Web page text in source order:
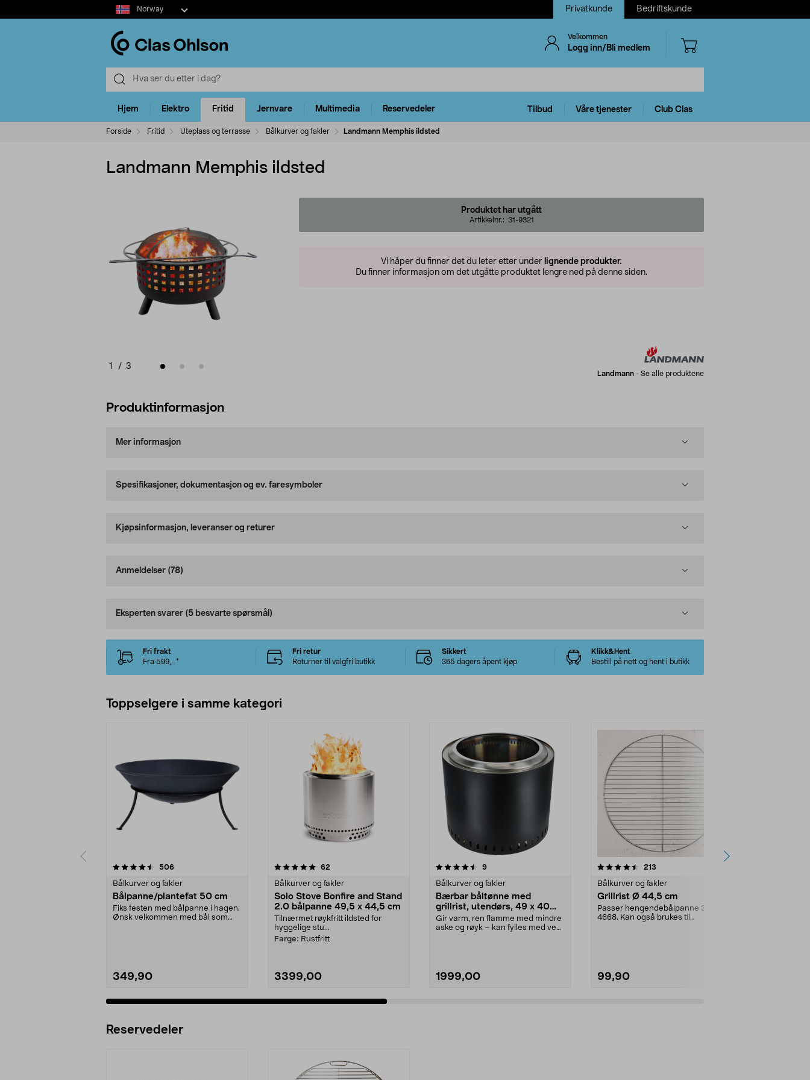
Select
market
Norway Privatkunde Bedriftskunde
Velkommen
Logg inn/Bli medlem
Hjem Elektro Fritid Jernvare Multimedia Reservedeler Tilbud Våre tjenester Club Clas
Forside Fritid Uteplass og terrasse Bålkurver og fakler Landmann Memphis ildsted
Landmann Memphis ildsted
1 / 3
Produktet har utgått
Artikkelnr.: 31-9321
Vi håper du finner det du leter etter under lignende produkter.
Du finner informasjon om det utgåtte produktet lengre ned på denne siden.
Landmann - Se alle produktene
Produktinformasjon
Mer informasjon
Spesifikasjoner, dokumentasjon og ev. faresymboler
Kjøpsinformasjon, leveranser og returer
Anmeldelser (78)
Eksperten svarer (5 besvarte spørsmål)
Fri frakt
Fra 599,–*
Fri retur
Returner til valgfri butikk
Sikkert
365 dagers åpent kjøp
Klikk&Hent
Bestill på nett og hent i butikk
Toppselgere i samme kategori
506anmeldelser
Bålkurver og fakler
Bålpanne/plantefat 50 cm
Fiks festen med bålpanne i hagen.
Ønsk velkommen med bål som
349,90
5.0 av 5 stjerner 62
Bålkurver og fakler
Solo Stove Bonfire and Stand
2.0 bålpanne 49,5 x 44,5 cm
Tilnærmet røykfritt ildsted for
hyggelige stu...
Farge: Rustfritt
3399,00
4.5 av 5 stjerner 9anmeldelser
Bålkurver og fakler
Bærbar båltønne med
grillrist, utendørs, 49 x 40
cm
Gir varm, ren flamme med mindre
aske og røyk – kan fylles med ved
1999,00
4.5 av 5 stjerner 213
Bålkurver og fakler
Grillrist Ø 44,5 cm
Passer hengendebålpanne 31-
4668. Kan også brukes til
99,90
4.5 av 5 stjerner
Reservedeler